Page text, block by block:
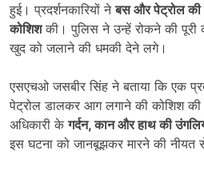
हुई। प्रदर्शनकारियों नेबस और पेट्रोल
कोशिशकी। पुलिस ने उन्हें रोकने की पूरी
खुद को जलाने की धमकी देने लगे।
एसएचओ जसबीर सिंह ने बताया कि एक
पेट्रोल डालकर आग लगाने की कोशिश
अधिकारी केगर्दन,कान और हाथ की
इस घटना को जानबूझकर मारने की नीयत